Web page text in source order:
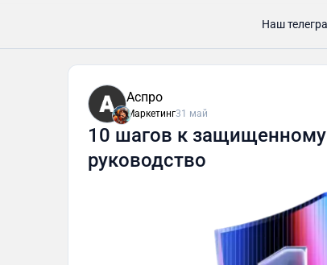
Наш
Аспро
Маркетинг31 май
10 шагов к защищенному
руководство